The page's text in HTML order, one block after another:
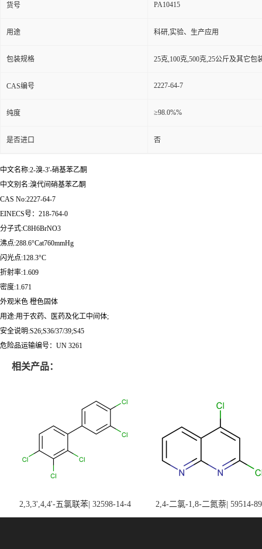
货号 PA10415
用途 科研,实验、生产应用
包装规格 25克,100克,500克,25公斤及其它包
CAS编号 2227-64-7
纯度 ≥98.0%%
是否进口 否
中文名称:2-溴-3'-硝基苯乙酮
中文别名:溴代间硝基苯乙酮
CAS No:2227-64-7
EINECS号：218-764-0
分子式:C8H6BrNO3
沸点:288.6°Cat760mmHg
闪光点:128.3°C
折射率:1.609
密度:1.671
外观米色 橙色固体
用途:用于农药、医药及化工中间体;
安全说明:S26;S36/37/39;S45
危险品运输编号：UN 3261
相关产品：
2,3,3',4,4'-五氯联苯| 32598-14-4 2,4-二氯-1,8-二氮萘| 59514-